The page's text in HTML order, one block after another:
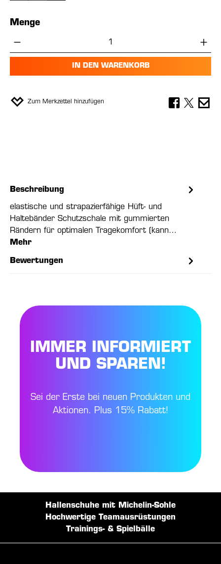
Menge
Produkt Anzahl: Gib den gewünschten
IN DEN WARENKORB
Zum Merkzettel hinzufügen
Beschreibung
elastische und strapazierfähige Hüft- und
Haltebänder Schutzschale mit gummierten
Rändern für optimalen Tragekomfort (kann…
Mehr
Bewertungen
IMMER INFORMIERT
UND SPAREN!
Sei der Erste bei neuen Produkten und
Aktionen. Plus 15% Rabatt!
Hallenschuhe mit Michelin-Sohle
Hochwertige Teamausrüstungen
Trainings- & Spielbälle